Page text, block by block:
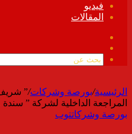
فيديو
المقالات
الموقع
الرئيسية/بورصة وشركات/
”
المراجعة الداخلية لشركة ” سندة
بورصة وشركاتتوب